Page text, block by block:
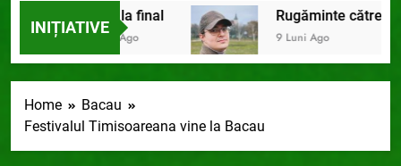
INIȚIATIVE
2025 la final
7 Luni Ago
Rugăminte către
9 Luni Ago
Home
Bacau
Festivalul Timisoareana vine la Bacau